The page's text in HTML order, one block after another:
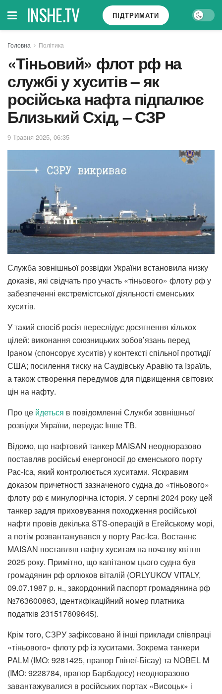
INSHE.TV ПІДТРИМАТИ
Головна Політика
«Тіньовий» флот рф на
службі у хуситів – як
російська нафта підпалює
Близький Схід, – СЗР
9 Травня 2025, 06:35
Служба зовнішньої розвідки України встановила низку
доказів, які свідчать про участь «тіньового» флоту рф у
забезпеченні екстремістської діяльності єменських
хуситів.
У такий спосіб росія переслідує досягнення кількох
цілей: виконання союзницьких зобов’язань перед
Іраном (спонсорує хуситів) у контексті спільної протидії
США; посилення тиску на Саудівську Аравію та Ізраїль,
а також створення передумов для підвищення світових
цін на нафту.
Про це йдеться в повідомленні Служби зовнішньої
розвідки України, передає Інше ТВ.
Відомо, що нафтовий танкер MAISAN неодноразово
поставляв російські енергоносії до єменського порту
Рас-Іса, який контролюється хуситами. Яскравим
доказом причетності зазначеного судна до «тіньового»
флоту рф є минулорічна історія. У серпні 2024 року цей
танкер задля приховування походження російської
нафти провів декілька STS-операцій в Егейському морі,
а потім розвантажувався у порту Рас-Іса. Востаннє
MAISAN поставляв нафту хуситам на початку квітня
2025 року. Примітно, що капітаном цього судна був
громадянин рф орлюков віталій (ORLYUKOV VITALY,
09.07.1987 р. н., закордонний паспорт громадянина рф
№763600863, ідентифікаційний номер платника
податків 231517609645).
Крім того, СЗРУ зафіксовано й інші приклади співпраці
«тіньового» флоту рф із хуситами. Зокрема танкери
PALM (IMO: 9281425, прапор Гвінеї-Бісау) та NOBEL M
(IMO: 9228784, прапор Барбадосу) неодноразово
завантажувалися в російських портах «Висоцьк» і